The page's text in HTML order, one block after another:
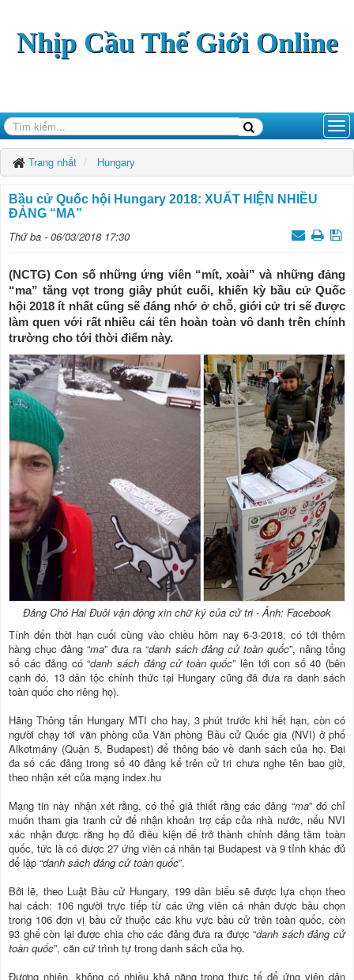
Nhịp Cầu Thế Giới Online
Trang nhất Hungary
Bầu cử Quốc hội Hungary 2018: XUẤT HIỆN NHIỀU
ĐẢNG “MA”
Thứ ba - 06/03/2018 17:30
(NCTG) Con số những ứng viên “mít, xoài” và những đảng
“ma” tăng vọt trong giây phút cuối, khiến kỳ bầu cử Quốc
hội 2018 ít nhất cũng sẽ đáng nhớ ở chỗ, giới cử tri sẽ được
làm quen với rất nhiều cái tên hoàn toàn vô danh trên chính
trường cho tới thời điểm này.
Đảng Chó Hai Đuôi vận động xin chữ ký của cử tri - Ảnh: Facebook
Tính đến thời hạn cuối cùng vào chiều hôm nay 6-3-2018, có tới thêm
hàng chục đảng “ma” đưa ra “danh sách đảng cử toàn quốc”, nâng tổng
số các đảng có “danh sách đảng cử toàn quốc” lên tới con số 40 (bên
cạnh đó, 13 dân tộc chính thức tại Hungary cũng đã đưa ra danh sách
toàn quốc cho riêng họ).
Hãng Thông tấn Hungary MTI cho hay, 3 phút trước khi hết hạn, còn có
người chạy tới văn phòng của Văn phòng Bầu cử Quốc gia (NVI) ở phố
Alkotmány (Quận 5, Budapest) để thông báo về danh sách của họ. Đại
đa số các đảng trong số 40 đảng kể trên cử tri chưa nghe tên bao giờ,
theo nhận xét của mạng index.hu
Mạng tin này nhận xét rằng, có thể giả thiết rằng các đảng “ma” đó chỉ
muốn tham gia tranh cử để nhận khoản trợ cấp của nhà nước, nếu NVI
xác nhận được rằng họ đủ điều kiện để trở thành chính đảng tầm toàn
quốc, tức là có được 27 ứng viên cá nhân tại Budapest và 9 tỉnh khác đủ
để lập “danh sách đảng cử toàn quốc”.
Bởi lẽ, theo Luật Bầu cử Hungary, 199 dân biểu sẽ được lựa chọn theo
hai cách: 106 người trực tiếp từ các ứng viên cá nhân được bầu chọn
trong 106 đơn vị bầu cử thuộc các khu vực bầu cử trên toàn quốc, còn
93 ghế còn lại được chia cho các đảng đưa ra được “danh sách đảng cử
toàn quốc”, căn cứ trình tự trong danh sách của họ.
Đương nhiên, không có nhiều khả năng trong thực tế để ứng viên dân